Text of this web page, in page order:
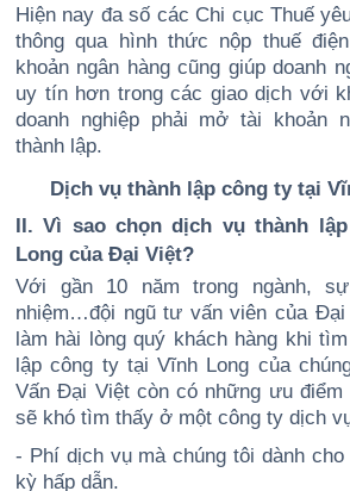
Hiện nay đa số các Chi cục Thuế
thông qua hình thức nộp thuế
khoản ngân hàng cũng giúp doanh
uy tín hơn trong các giao dịch với
doanh nghiệp phải mở tài khoản
thành lập.
Dịch vụ thành lập công ty tại
II. Vì sao chọn dịch vụ thành
Long của Đại Việt?
Với gần 10 năm trong ngành,
nhiệm…đội ngũ tư vấn viên của
làm hài lòng quý khách hàng khi
lập công ty tại Vĩnh Long của
Vấn Đại Việt còn có những ưu điểm
sẽ khó tìm thấy ở một công ty dịch
- Phí dịch vụ mà chúng tôi dành
kỳ hấp dẫn.